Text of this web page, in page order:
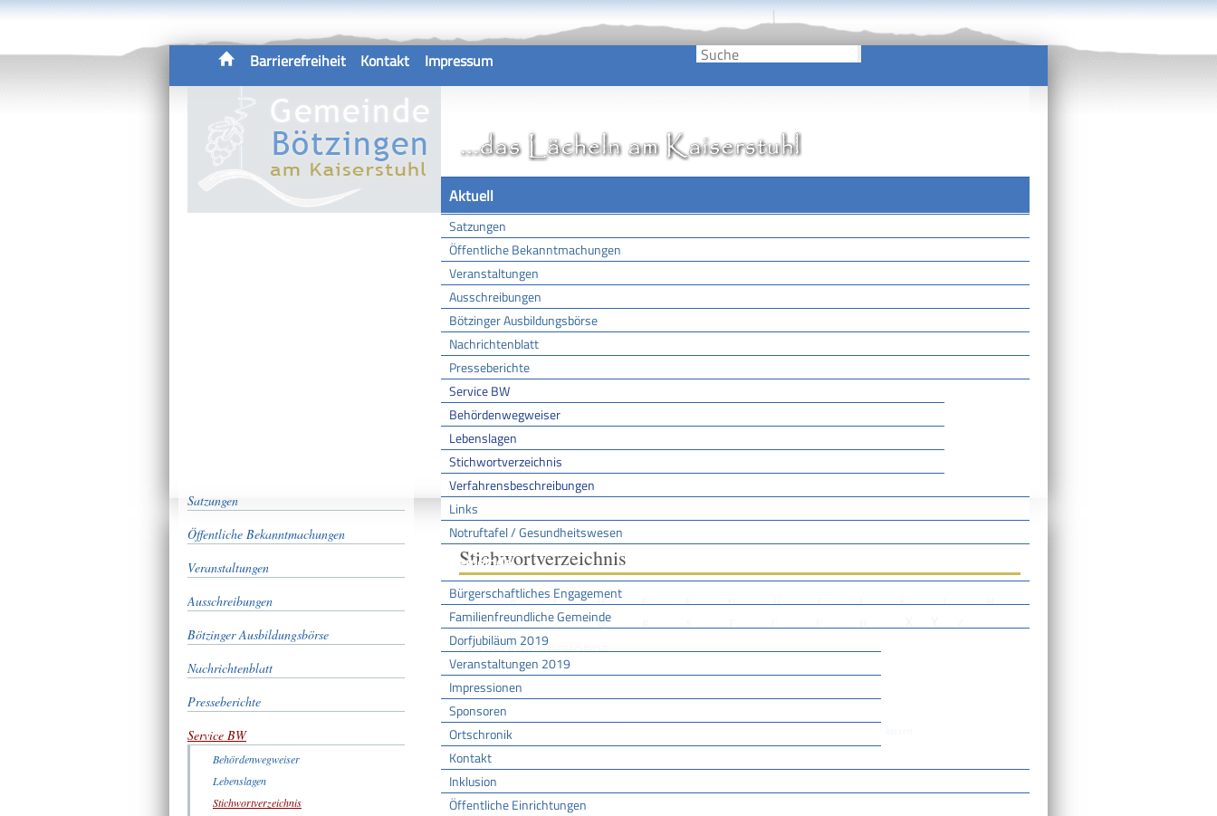
Barrierefreiheit Kontakt Impressum
Aktuell
Satzungen
Öffentliche Bekanntmachungen
Veranstaltungen
Ausschreibungen
Bötzinger Ausbildungsbörse
Nachrichtenblatt
Presseberichte
Service BW
Behördenwegweiser
Lebenslagen
Stichwortverzeichnis
Verfahrensbeschreibungen
Links
Notruftafel / Gesundheitswesen
Gemeinde
Bürgerschaftliches Engagement
Familienfreundliche Gemeinde
Dorfjubiläum 2019
Veranstaltungen 2019
Impressionen
Sponsoren
Ortschronik
Kontakt
Inklusion
Öffentliche Einrichtungen
Satzungen
Öffentliche Bekanntmachungen
Veranstaltungen
Ausschreibungen
Bötzinger Ausbildungsbörse
Nachrichtenblatt
Presseberichte
Service BW
Behördenwegweiser
Lebenslagen
Stichwortverzeichnis
Sie sind hier:Startseite /Aktuell /Service BW /Stichwortverzeichnis
Stichwortverzeichnis
A B C D E F G H I J K L
M
N
O P Q
BETREUUNGSBEHÖRDE
Leistungen
Vorsorgevollmacht und Betreuungsverfügung im Zentralen Vorsorgeregister registrieren lassen